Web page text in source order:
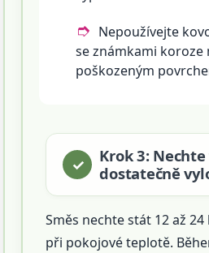
Nepoužívejte
se známkami koroze
poškozeným
Krok 3:
dostatečně
Směs nechte stát 12 až
při pokojové teplotě.